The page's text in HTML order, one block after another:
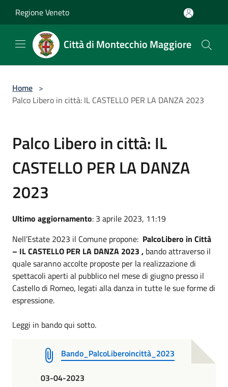
Regione Veneto
Città di Montecchio Maggiore
Home >
Palco Libero in città: IL CASTELLO PER LA DANZA 2023
Palco Libero in città: IL
CASTELLO PER LA DANZA
2023
Ultimo aggiornamento: 3 aprile 2023, 11:19
Nell’Estate 2023 il Comune propone: PalcoLibero in Città
– IL CASTELLO PER LA DANZA 2023 , bando attraverso il
quale saranno accolte proposte per la realizzazione di
spettacoli aperti al pubblico nel mese di giugno presso il
Castello di Romeo, legati alla danza in tutte le sue forme di
espressione.
Leggi in bando qui sotto.
Bando_PalcoLiberoincittà_2023
03-04-2023